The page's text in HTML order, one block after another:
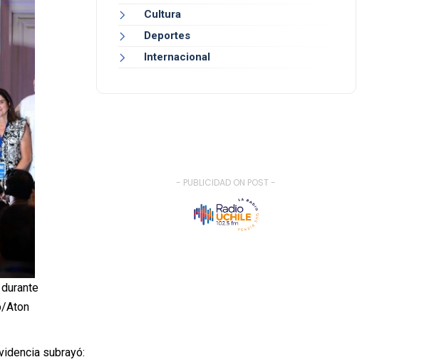
Aton
subrayó:
Cultura
Deportes
Internacional
- PUBLICIDAD ON POST -